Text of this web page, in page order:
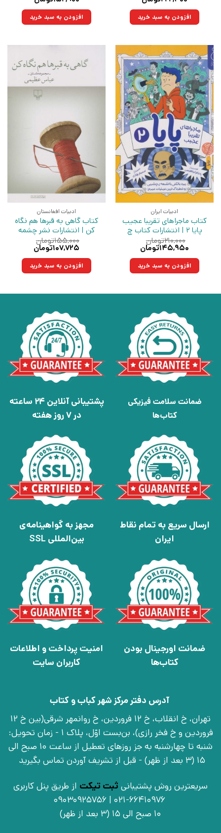
۳۲۰,۰۰۰تومان
بود.
۲۲۲,۴۰۰تومان.افزودن به سبد خرید ۲۲۰,۰۰۰تومان
بود.
۱۵۲,۹۰۰تومان.افزودن به سبد خرید
ادبیات ایران
کتاب ماجراهای تقریبا عجیب
پایا 2 | انتشارات کتاب چ
۲۱۰,۰۰۰تومان
قیمت
۲۱۰,۰۰۰تومان
بود.
۱۴۵,۹۵۰تومان
۱۴۵,۹۵۰تومان.افزودن به سبد خرید
ادبیات افغانستان
کتاب گاهی به قبرها هم نگاه
کن | انتشارات نشر چشمه
۱۵۵,۰۰۰تومان
قیمت
۱۵۵,۰۰۰تومان
بود.
۱۰۷,۷۲۵تومان
۱۰۷,۷۲۵تومان.افزودن به سبد خرید
ضمانت سلامت فیزیکی
کتاب‌ها
پشتیبانی آنلاین 24 ساعته
در 7 روز هفته
ارسال سریع به تمام نقاط
ایران
مجهز به گواهینامه‌ی
بین‌المللی SSL
ضمانت اورجینال بودن
کتاب‌ها
امنیت پرداخت و اطلاعات
کاربران سایت
آدرس دفتر مرکز شهر کباب و کتاب
تهران، خ انقلاب، خ 12 فروردین، خ روانمهر شرقی(بین خ 12
فروردین و خ فخر رازی)، بن‌بست اوّل، پلاک 1 - زمان تحویل:
شنبه تا چهارشنبه به جز روزهای تعطیل از ساعت 10 صبح الی
15 (3 بعد از ظهر) - قبل از تشریف آوردن تماس بگیرید
سریعترین روش پشتیبانی ثبت تیکت از طریق پنل کاربری
021-66410976 | 09030925756
10 صبح الی 15 (3 بعد از ظهر)